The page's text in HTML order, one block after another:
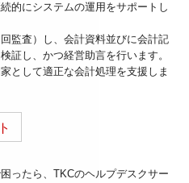
的にシステムの運用をサポートし
監査）し、会計資料並びに会計記
証し、かつ経営助言を行います。
として適正な会計処理を支援しま
ったら、TKCのヘルプデスクサー